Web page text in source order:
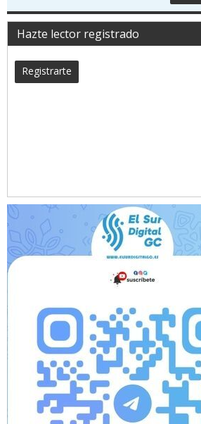
Hazte lector registrado
Registrarte